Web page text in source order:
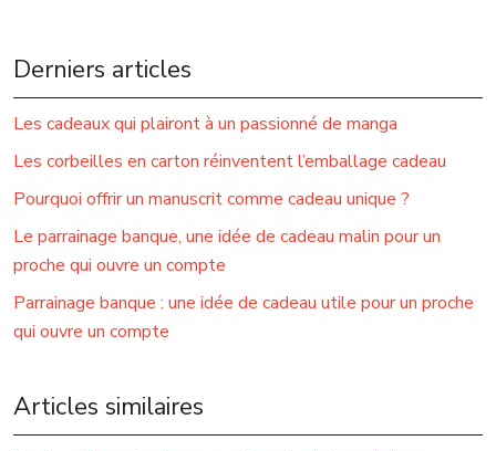
Derniers articles
Les cadeaux qui plairont à un passionné de manga
Les corbeilles en carton réinventent l’emballage cadeau
Pourquoi offrir un manuscrit comme cadeau unique ?
Le parrainage banque, une idée de cadeau malin pour un
proche qui ouvre un compte
Parrainage banque : une idée de cadeau utile pour un proche
qui ouvre un compte
Articles similaires